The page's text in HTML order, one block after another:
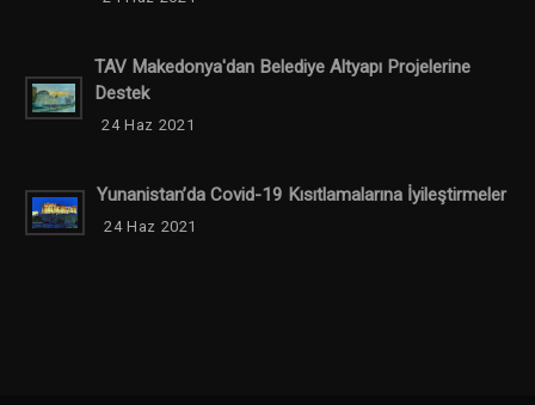
TAV Makedonya'dan Belediye Altyapı Projelerine
Destek
24 Haz 2021
Yunanistan’da Covid-19 Kısıtlamalarına İyileştirmeler
24 Haz 2021